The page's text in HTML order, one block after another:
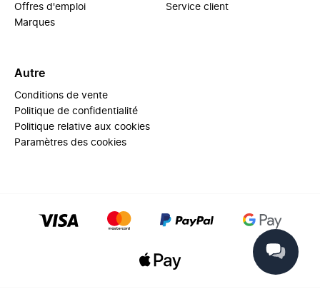
Offres d'emploi
Marques
Service client
Autre
Conditions de vente
Politique de confidentialité
Politique relative aux cookies
Paramètres des cookies